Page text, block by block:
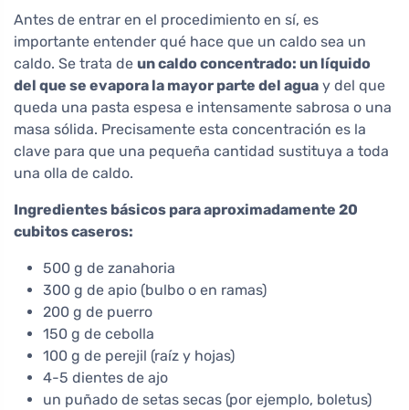
Antes de entrar en el procedimiento en sí, es
importante entender qué hace que un caldo sea un
caldo. Se trata de un caldo concentrado: un líquido
del que se evapora la mayor parte del agua y del que
queda una pasta espesa e intensamente sabrosa o una
masa sólida. Precisamente esta concentración es la
clave para que una pequeña cantidad sustituya a toda
una olla de caldo.
Ingredientes básicos para aproximadamente 20
cubitos caseros:
500 g de zanahoria
300 g de apio (bulbo o en ramas)
200 g de puerro
150 g de cebolla
100 g de perejil (raíz y hojas)
4-5 dientes de ajo
un puñado de setas secas (por ejemplo, boletus)